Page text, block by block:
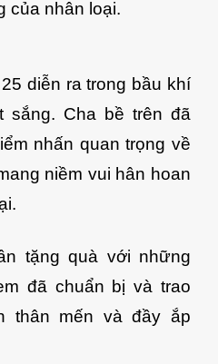
của nhân loại.
diễn ra trong bầu khí
sắng. Cha bề trên đã
nhấn quan trọng về
niềm vui hân hoan
tặng quà với những
đã chuẩn bị và trao
thân mến và đầy ắp